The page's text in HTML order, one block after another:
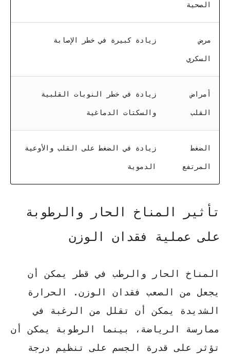
الصحية
مرض
السكري
زيادة كبيرة في خطر الإصابة
أمراض
القلب
زيادة في خطر النوبات القلبية
والسكتات الدماغية
الضغط
المرتفع
زيادة في الضغط على القلب والأوعية
الدموية
تأثير المناخ الحار والرطوبة
على عملية فقدان الوزن
المناخ الحار والرطب في قطر يمكن أن
يجعل من الصعب فقدان الوزن. الحرارة
الشديدة يمكن أن تقلل من الرغبة في
ممارسة الرياضة، بينما الرطوبة يمكن أن
تؤثر على قدرة الجسم على تنظيم درجة